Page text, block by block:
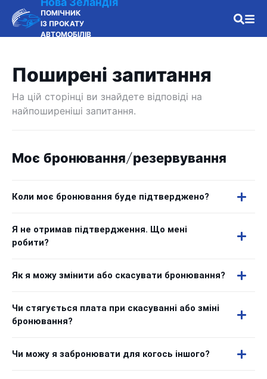
ПОМІЧНИК
ІЗ ПРОКАТУ
АВТОМОБІЛІВ
Поширені запитання
На цій сторінці ви знайдете відповіді на
найпоширеніші запитання.
Моє бронювання/резервування
Коли моє бронювання буде підтверджено?
Я не отримав підтвердження. Що мені
робити?
Як я можу змінити або скасувати бронювання?
Чи стягується плата при скасуванні або зміні
бронювання?
Чи можу я забронювати для когось іншого?